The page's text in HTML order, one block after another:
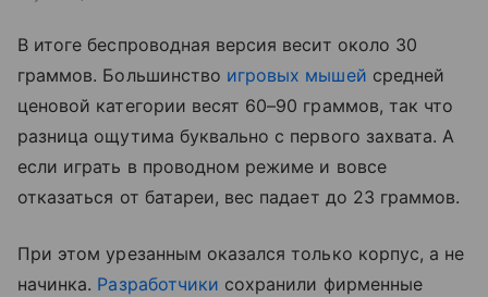
В итоге беспроводная версия весит около 30
граммов. Большинство игровых мышей средней
ценовой категории весят 60–90 граммов, так что
разница ощутима буквально с первого захвата. А
если играть в проводном режиме и вовсе
отказаться от батареи, вес падает до 23 граммов.
При этом урезанным оказался только корпус, а не
начинка. Разработчики сохранили фирменные